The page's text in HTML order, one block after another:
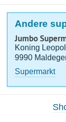
Andere
Jumbo
Koning
9990
Supermarkt